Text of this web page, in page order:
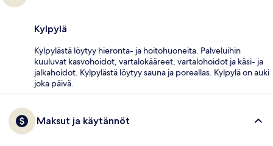
Kylpylä
Kylpylästä löytyy hieronta- ja hoitohuoneita. Palveluihin
kuuluvat kasvohoidot, vartalokääreet, vartalohoidot ja käsi- ja
jalkahoidot. Kylpylästä löytyy sauna ja poreallas. Kylpylä on auki
joka päivä.
Maksut ja käytännöt